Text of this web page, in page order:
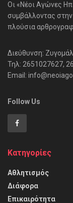
Οι «Νέοι Αγώνες
συμβάλλοντας
πλούσια
Διεύθυνση:
Τηλ: 2651027627,
Email:
Follow Us
Κατηγορίες
Αθλητισμός
Διάφορα
Επικαιρότητα